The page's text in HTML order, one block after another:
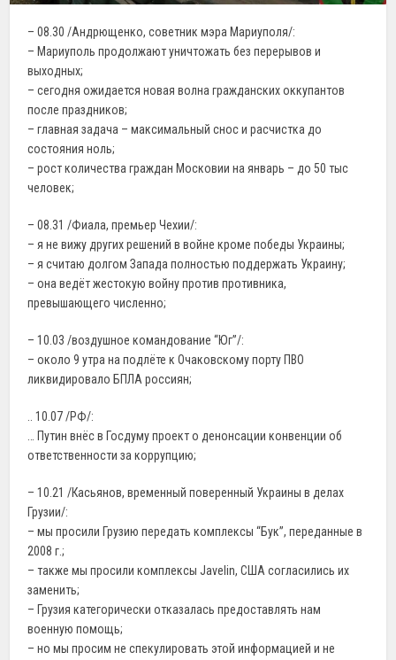
– 08.30 /Андрющенко, советник мэра Мариуполя/:
– Мариуполь продолжают уничтожать без перерывов и
выходных;
– сегодня ожидается новая волна гражданских оккупантов
после праздников;
– главная задача – максимальный снос и расчистка до
состояния ноль;
– рост количества граждан Московии на январь – до 50 тыс
человек;
– 08.31 /Фиала, премьер Чехии/:
– я не вижу других решений в войне кроме победы Украины;
– я считаю долгом Запада полностью поддержать Украину;
– она ведёт жестокую войну против противника,
превышающего численно;
– 10.03 /воздушное командование “Юг”/:
– около 9 утра на подлёте к Очаковскому порту ПВО
ликвидировало БПЛА россиян;
.. 10.07 /РФ/:
… Путин внёс в Госдуму проект о денонсации конвенции об
ответственности за коррупцию;
– 10.21 /Касьянов, временный поверенный Украины в делах
Грузии/:
– мы просили Грузию передать комплексы “Бук”, переданные в
2008 г.;
– также мы просили комплексы Javelin, США согласились их
заменить;
– Грузия категорически отказалась предоставлять нам
военную помощь;
– но мы просим не спекулировать этой информацией и не